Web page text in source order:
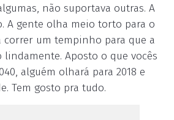
não suportava outras. A
A gente olha meio torto para o
correr um tempinho para que a
Aposto o que vocês
alguém olhará para 2018 e
Tem gosto pra tudo.